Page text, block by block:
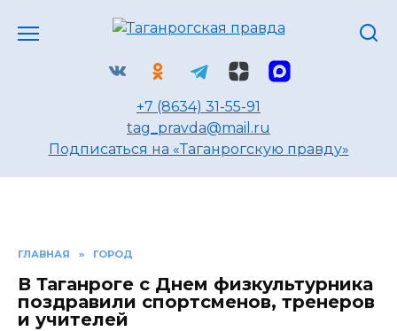
+7 (8634) 31-55-91
tag_pravda@mail.ru
Подписаться на «Таганрогскую правду»
ГЛАВНАЯ » ГОРОД
В Таганроге с Днем физкультурника
поздравили спортсменов, тренеров
и учителей